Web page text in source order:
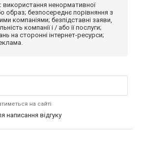
використання ненормативної
образ; безпосереднє порівняння з
компаніями; безпідставні заяви,
компанії і / або її послуги;
на сторонні інтернет-ресурси;
на сайті
написання відгуку